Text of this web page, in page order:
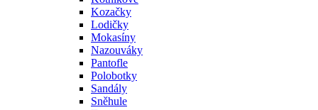
Kozačky
Lodičky
Mokasíny
Nazouváky
Pantofle
Polobotky
Sandály
Sněhule